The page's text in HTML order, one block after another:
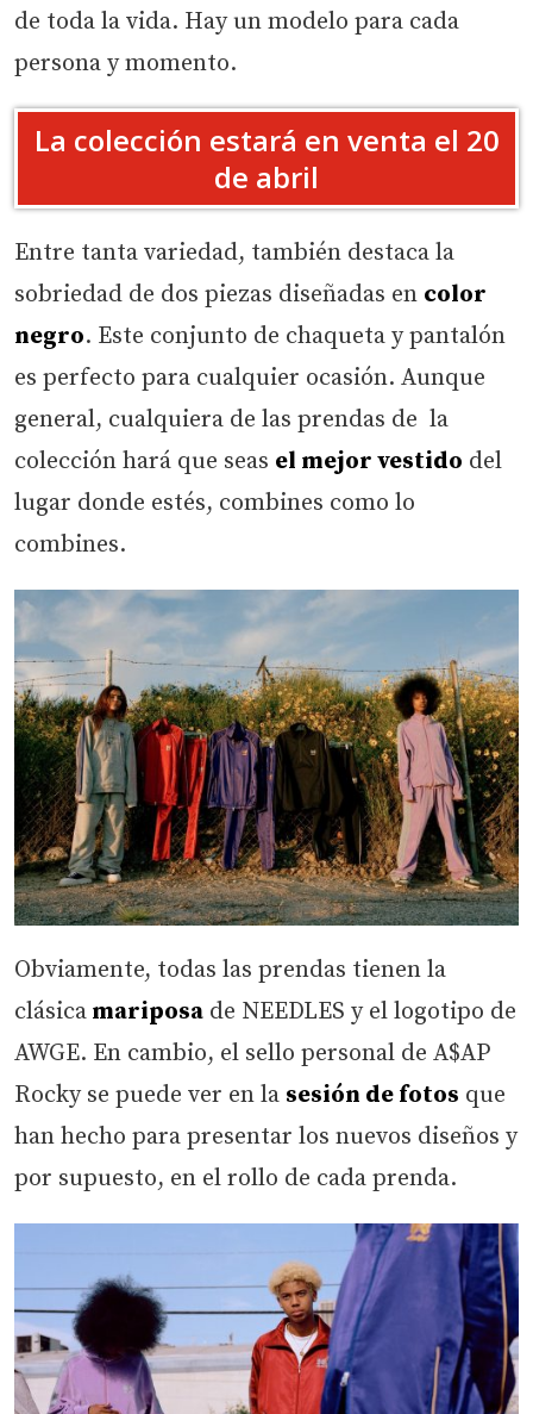
de toda la vida. Hay un modelo para cada
persona y momento.
La colección estará en venta el 20
de abril
Entre tanta variedad, también destaca la
sobriedad de dos piezas diseñadas en color
negro. Este conjunto de chaqueta y pantalón
es perfecto para cualquier ocasión. Aunque
general, cualquiera de las prendas de la
colección hará que seas el mejor vestido del
lugar donde estés, combines como lo
combines.
Obviamente, todas las prendas tienen la
clásica mariposa de NEEDLES y el logotipo de
AWGE. En cambio, el sello personal de A$AP
Rocky se puede ver en la sesión de fotos que
han hecho para presentar los nuevos diseños y
por supuesto, en el rollo de cada prenda.